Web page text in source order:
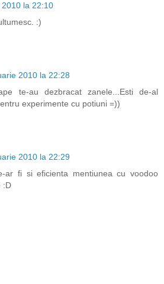
la 22:10
:)
2010 la 22:28
te-au dezbracat zanele...Esti de-al
experimente cu potiuni =))
2010 la 22:29
ar fi si eficienta mentiunea cu voodoo
:D